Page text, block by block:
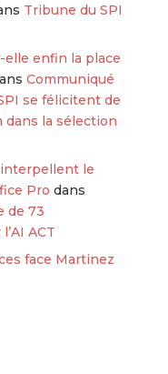
Tribune du SPI
enfin la place
Communiqué
se félicitent de
dans la sélection
le
Pro dans
de 73
ACT
face Martinez